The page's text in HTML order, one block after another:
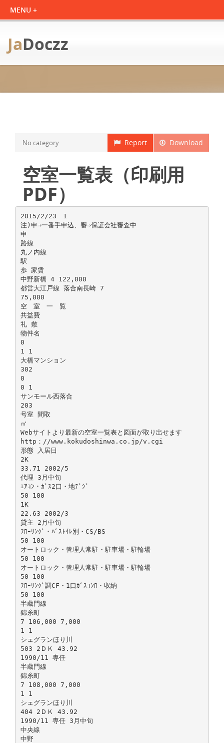
JaDoczz
Download
Report
No category
空室一覧表（印刷用
PDF）
2015/2/23 1
注)申⇒一番手申込、審⇒保証会社審査中
申
路線
丸ノ内線
駅
歩 家賃
中野新橋 4 122,000
都営大江戸線 落合南長崎 7
75,000
空 室 一 覧
共益費
礼 敷
物件名
0
1 1
大橋マンション
302
0
0 1
サンモール西落合
203
号室 間取
㎡
Webサイトより最新の空室一覧表と図面が取り出せます
http：//www.kokudoshinwa.co.jp/v.cgi
形態 入居日
2K
33.71 2002/5
代理 3月中旬
ｴｱｺﾝ・ｶﾞｽ2口・地ﾃﾞｼﾞ
50 100
1K
22.63 2002/3
貸主 2月中旬
ﾌﾛｰﾘﾝｸﾞ・ﾊﾞｽﾄｲﾚ別・CS/BS
50 100
オートロック・管理人常駐・駐車場・駐輪場
50 100
オートロック・管理人常駐・駐車場・駐輪場
50 100
ﾌﾛｰﾘﾝｸﾞ調CF・1口ｶﾞｽｺﾝﾛ・収納
50 100
半蔵門線
錦糸町
7 106,000 7,000
1 1
シェグランほり川
503 2ＤＫ 43.92
1990/11 専任
半蔵門線
錦糸町
7 108,000 7,000
1 1
シェグランほり川
404 2ＤＫ 43.92
1990/11 専任 3月中旬
中央線
中野